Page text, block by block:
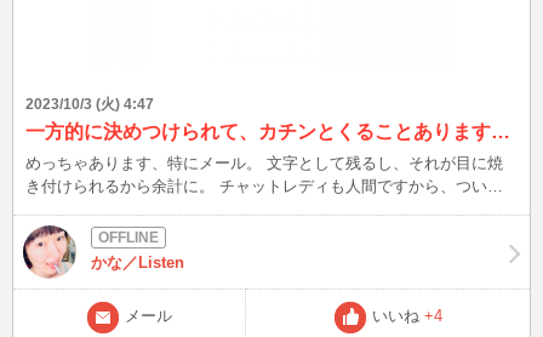
2023/10/3 (火) 4:47
一方的に決めつけられて、カチンとくることあります？？
めっちゃあります、特にメール。 文字として残るし、それが目に焼
き付けられるから余計に。 チャットレディも人間ですから、つい感
だなと、心から反省。 反論は相手と同じ土俵に乗ってしまい、何の
解決にもならない。 論破して勝っても自己満足止まりで、むしろ自
分の首を絞める致命的な行為だなと。 仮に相手が間違ってたとして
も、そういう意見もあるんだねぇ～～～（´∀｀*）ｳﾌﾌ とまずは受け入
れることが大事だなと、心から噛み締めました。 自分の意見を否定
かな／Listen
メール いいね +4